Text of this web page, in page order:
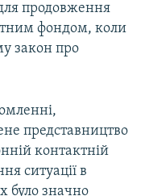
продовження
фондом, коли
закон про
представництво
контактній
ситуації в
було значно